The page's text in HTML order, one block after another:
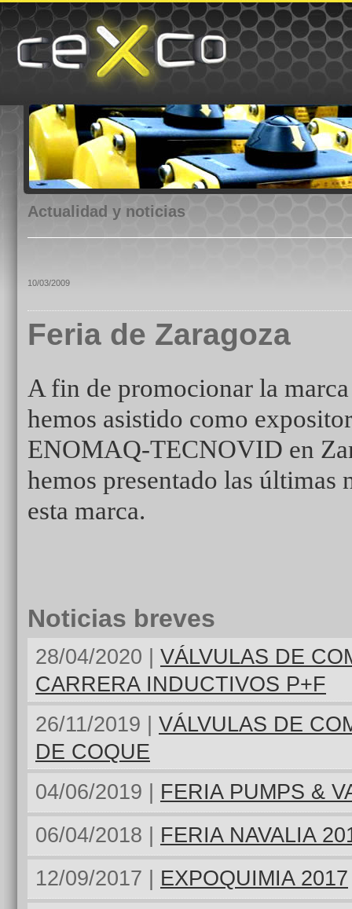
Actualidad y noticias
10/03/2009
Feria de Zaragoza
A fin de promocionar la
hemos asistido como
ENOMAQ-TECNOVID en
hemos presentado las últimas
esta marca.
Noticias breves
28/04/2020 | VÁLVULAS DE
CARRERA INDUCTIVOS P+F
26/11/2019 | VÁLVULAS DE
DE COQUE
04/06/2019 | FERIA PUMPS &
06/04/2018 | FERIA NAVALIA
12/09/2017 | EXPOQUIMIA 2017